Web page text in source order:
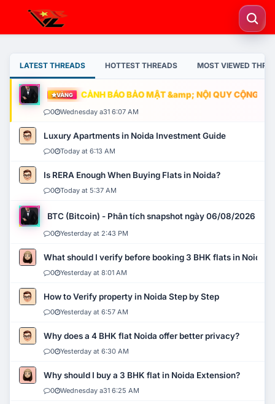
LATEST THREADS HOTTEST THREADS MOST VIEWED
VÀNG CẢNH BÁO BẢO MẬT &amp; NỘI QUY CỘNG
0 Wednesday a31 6:07 AM
Luxury Apartments in Noida Investment Guide
0 Today at 6:13 AM
Is RERA Enough When Buying Flats in Noida?
0 Today at 5:37 AM
BTC (Bitcoin) - Phân tích snapshot ngày 06/08/2026
0 Yesterday at 2:43 PM
What should I verify before booking 3 BHK flats in Noida?
0 Yesterday at 8:01 AM
How to Verify property in Noida Step by Step
0 Yesterday at 6:57 AM
Why does a 4 BHK flat Noida offer better privacy?
0 Yesterday at 6:30 AM
Why should I buy a 3 BHK flat in Noida Extension?
0 Wednesday a31 6:25 AM